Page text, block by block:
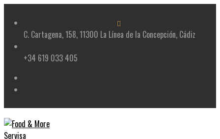
contentC. Cartagena, 158, 11300 La Línea de la Concepción, Cádiz
+34 619 033 405